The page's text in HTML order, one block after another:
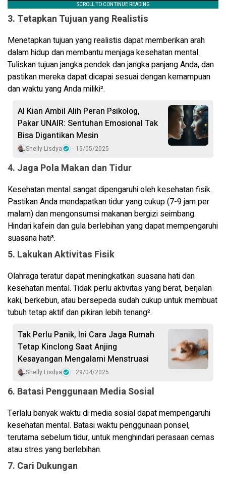
3. Tetapkan Tujuan yang Realistis
Menetapkan tujuan yang realistis dapat memberikan arah
dalam hidup dan membantu menjaga kesehatan mental.
Tuliskan tujuan jangka pendek dan jangka panjang Anda, dan
pastikan mereka dapat dicapai sesuai dengan kemampuan
dan waktu yang Anda miliki².
AI Kian Ambil Alih Peran Psikolog,
Pakar UNAIR: Sentuhan Emosional Tak
Bisa Digantikan Mesin
Shelly Lisdya 15/05/2025
4. Jaga Pola Makan dan Tidur
Kesehatan mental sangat dipengaruhi oleh kesehatan fisik.
Pastikan Anda mendapatkan tidur yang cukup (7-9 jam per
malam) dan mengonsumsi makanan bergizi seimbang.
Hindari kafein dan gula berlebihan yang dapat mempengaruhi
suasana hati³.
5. Lakukan Aktivitas Fisik
Olahraga teratur dapat meningkatkan suasana hati dan
kesehatan mental. Tidak perlu aktivitas yang berat, berjalan
kaki, berkebun, atau bersepeda sudah cukup untuk membuat
tubuh tetap aktif dan pikiran lebih tenang².
Tak Perlu Panik, Ini Cara Jaga Rumah
Tetap Kinclong Saat Anjing
Kesayangan Mengalami Menstruasi
Shelly Lisdya 29/04/2025
6. Batasi Penggunaan Media Sosial
Terlalu banyak waktu di media sosial dapat mempengaruhi
kesehatan mental. Batasi waktu penggunaan ponsel,
terutama sebelum tidur, untuk menghindari perasaan cemas
atau stres yang berlebihan.
7. Cari Dukungan